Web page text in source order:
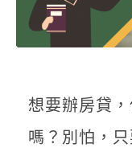
房產Q&A
網友都在問
想要辦房貸
嗎？別怕，